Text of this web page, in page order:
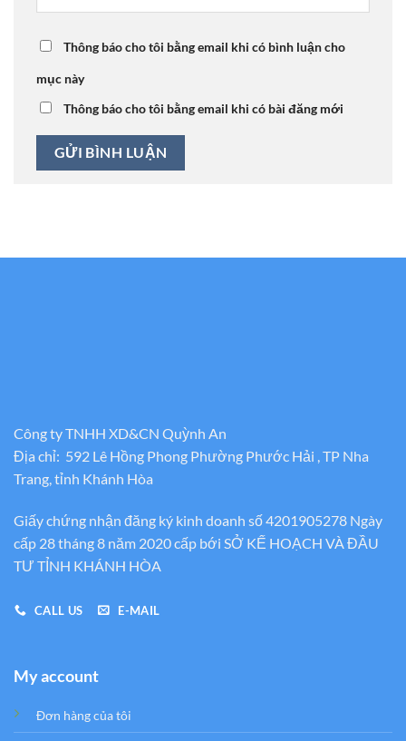
Thông báo cho tôi bằng email khi có bình luận cho
mục này
Thông báo cho tôi bằng email khi có bài đăng mới
Công ty TNHH XD&CN Quỳnh An
Địa chỉ: 592 Lê Hồng Phong Phường Phước Hải , TP Nha
Trang, tỉnh Khánh Hòa
Giấy chứng nhận đăng ký kinh doanh số 4201905278 Ngày
cấp 28 tháng 8 năm 2020 cấp bới SỞ KẾ HOẠCH VÀ ĐẦU
TƯ TỈNH KHÁNH HÒA
CALL US E-MAIL
My account
Đơn hàng của tôi